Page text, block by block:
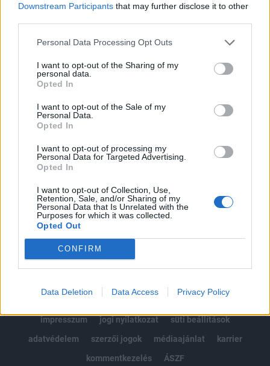
Downstream Participants that may further disclose it to other
Personal Data Processing Opt Outs
I want to opt-out of the Sharing of my
personal data.
Opted In
I want to opt-out of the Sale of my
Personal Data.
Opted In
I want to opt-out of processing my
Personal Data for Targeted Advertising.
Opted In
I want to opt-out of Collection, Use,
Retention, Sale, and/or Sharing of my
Personal Data that Is Unrelated with the
Purposes for which it was collected.
Opted Out
CONFIRM
Data Deletion Data Access Privacy Policy
KEDVES OLVASÓNK!
tartozik, melynek olvasása előfizetéses
regisztrációhoz kötött.
Az előfizetés a következőket tartalmazza:
Portfolio.hu teljes cikkarchívum
Kötéslisták: BÉT elmúlt 2 év napon belüli
kötéslistái
Előfizetés
MÁR ELŐFIZETŐNK VAGY?BEJELENTKEZÉS
impresszum
jogi nyilatkozat
süti beállítások
adatvédelem
szerzői jogok médiaajánlat
karrier
kommentkezelés
ÁSZF